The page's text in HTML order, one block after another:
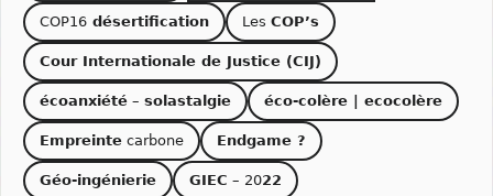
COP16 désertification Les COP’s
Cour Internationale de Justice (CIJ)
écoanxiété – solastalgie éco-colère | ecocolère
Empreinte carbone Endgame ?
Géo-ingénierie GIEC – 2022